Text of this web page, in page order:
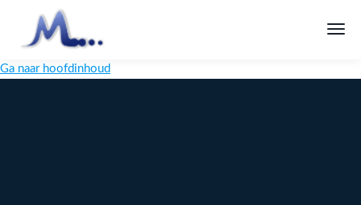
Ga naar hoofdinhoud